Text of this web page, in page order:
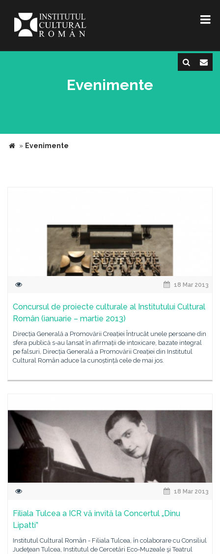
Evenimente
» Evenimente
18 Mar 2013
Concursul de proiecte culturale al Institutului Cultural
Român (ianuarie – martie 2013)
Direcția Generală a Promovării Creației Întrucât unele persoane din
sfera publică s-au lansat în afirmații de intoxicare, bazate integral
pe falsuri, Direcția Generală a Promovării Creației din Institutul
Cultural Român aduce la cunoștință cele de mai jos.
18 Mar 2013
Filiala Tulcea a ICR vă invită la Concertul „Dinu
Lipatti”
Institutul Cultural Român - Filiala Tulcea, în colaborare cu Consiliul
Judeţean Tulcea, Institutul de Cercetări Eco-Muzeale şi Teatrul